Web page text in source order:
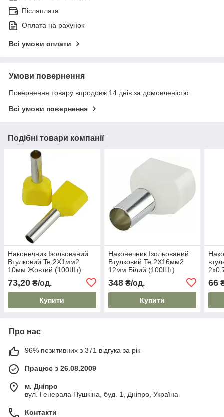
Післяплата
Оплата на рахунок
Всі умови оплати
Умови повернення
Повернення товару впродовж 14 днів за домовленістю
Всі умови повернення
Подібні товари компанії
Наконечник Ізольований
Втулковий Te 2Х1мм2
10мм Жовтий (100Шт)
73,20 ₴/од.
Купити
Наконечник Ізольований
Втулковий Te 2Х16мм2
12мм Білий (100Шт)
348₴/од.
Купити
66
Про нас
96% позитивних з 371 відгука за рік
Працює з 26.08.2009
м. Дніпро
вул. Генерала Пушкіна, буд. 1, Дніпро, Україна
Контакти